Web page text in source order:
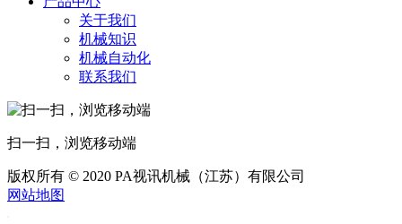
关于我们
机械知识
机械自动化
联系我们
扫一扫，浏览移动端
版权所有 © 2020 PA视讯机械（江苏）有限公司
网站地图